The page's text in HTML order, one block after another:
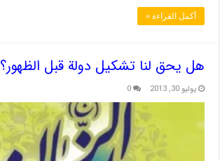
أكمل القراءة »
هل يحق لنا تشكيل دولة قبل الظهور؟
يوليو 30, 2013 0